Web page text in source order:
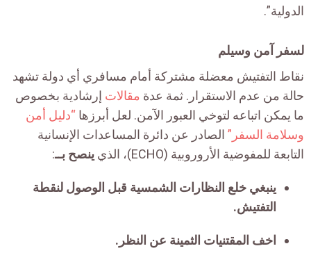
الدولية”.
لسفر آمن وسيلم
نقاط التفتيش معضلة مشتركة أمام مسافري أي دولة تشهد
حالة من عدم الاستقرار. ثمة عدة مقالات إرشادية بخصوص
ما يمكن اتباعه لتوخي العبور الآمن. لعل أبرزها “دليل أمن
وسلامة السفر” الصادر عن دائرة المساعدات الإنسانية
التابعة للمفوضية الأروروبية (ECHO)، الذي
ينصح بــ:
ينبغي خلع النظارات الشمسية قبل الوصول لنقطة
التفتيش.
اخف المقتنيات الثمينة عن النظر.